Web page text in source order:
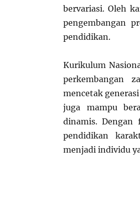
bervariasi. Oleh
pengembangan
pendidikan.
Kurikulum
perkembangan
mencetak
juga mampu
dinamis. Dengan
pendidikan
menjadi individu